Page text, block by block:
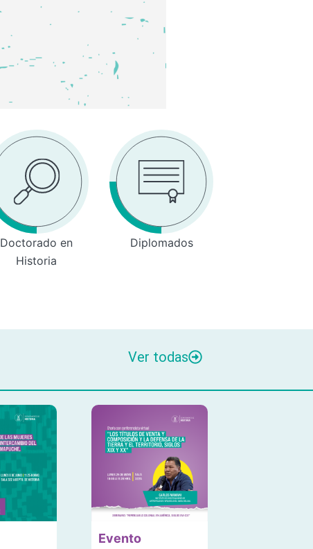
Doctorado en
Historia
Diplomados
Ver todas
Evento